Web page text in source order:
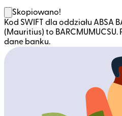
Skopiowano!
Kod SWIFT dla oddziału ABSA
(Mauritius) to
dane banku.